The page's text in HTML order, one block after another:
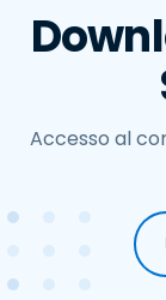
Accesso al